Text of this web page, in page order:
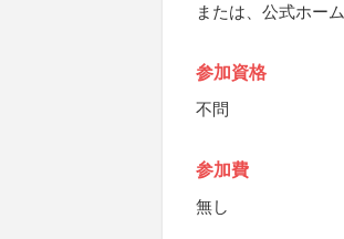
または、公式ホー
参加資格
不問
参加費
無し